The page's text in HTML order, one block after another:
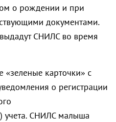
о рождении и при
документами.
СНИЛС во время
карточки» с
о регистрации
учета. СНИЛС малыша